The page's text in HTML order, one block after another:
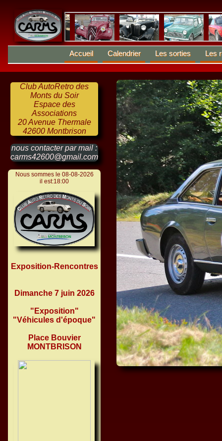
Accueil Calendrier Les sorties Les
Club AutoRetro des
Monts du Soir
Espace des
Associations
20 Avenue Thermale
42600 Montbrison
nous contacter par mail :
carms42600@gmail.com
Nous sommes le 08-08-2026
il est:18:00
Exposition-Rencontres
Dimanche 7 juin 2026
"Exposition"
"Véhicules d'époque"
Place Bouvier
MONTBRISON